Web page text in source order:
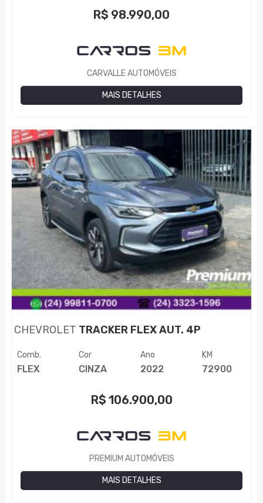
R$ 98.990,00
CARVALLE AUTOMÓVEIS
MAIS DETALHES
CHEVROLET TRACKER FLEX AUT. 4P
Comb.
FLEX
Cor
CINZA
Ano
2022
KM
72900
R$ 106.900,00
PREMIUM AUTOMÓVEIS
MAIS DETALHES